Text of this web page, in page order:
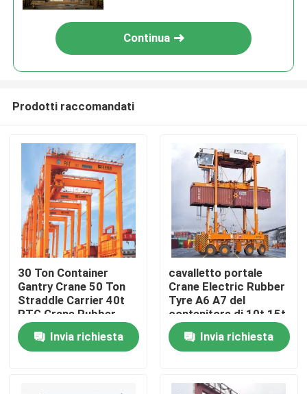
Casa
Prodotti
Continua
Prodotti raccomandati
30 Ton Container
Gantry Crane 50 Ton
Straddle Carrier 40t
RTG Crane Rubber
Tyre
Invia richiesta
cavalletto portale
Crane Electric Rubber
Tyre A6 A7 del
contenitore di 10t 15t
Invia richiesta